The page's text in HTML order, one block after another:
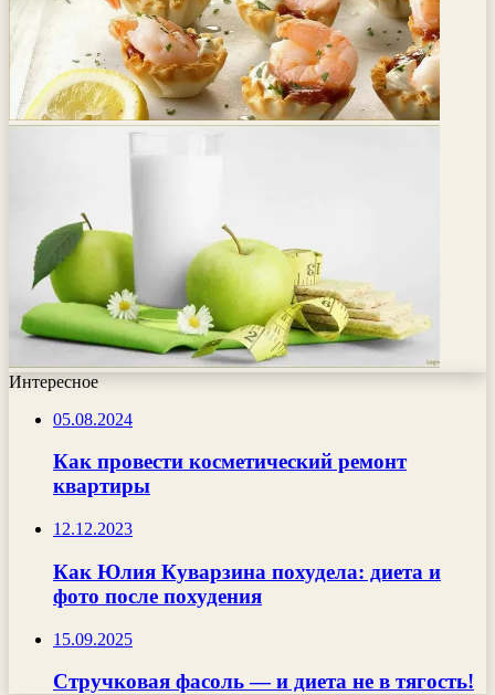
Интересное
05.08.2024
Как провести косметический ремонт
квартиры
12.12.2023
Как Юлия Куварзина похудела: диета и
фото после похудения
15.09.2025
Стручковая фасоль — и диета не в тягость!